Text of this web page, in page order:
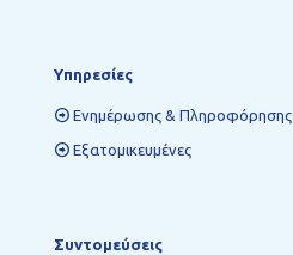
Υπηρεσίες
Ενημέρωσης & Πληροφόρησης
Εξατομικευμένες
Συντομεύσεις